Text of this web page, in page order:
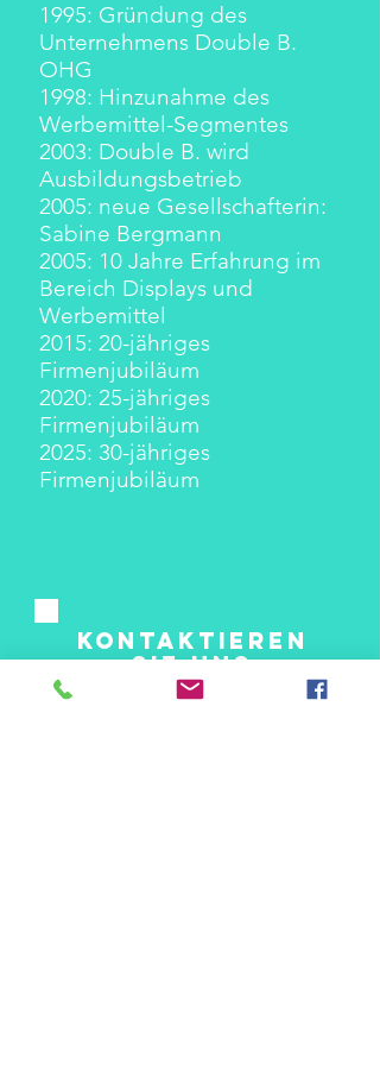
1995: Gründung des
Unternehmens Double B.
OHG
1998: Hinzunahme des
Werbemittel-Segmentes
2003: Double B. wird
Ausbildungsbetrieb
2005: neue Gesellschafterin:
Sabine Bergmann
2005: 10 Jahre Erfahrung im
Bereich Displays und
Werbemittel
2015: 20-jähriges
Firmenjubiläum
2020: 25-jähriges
Firmenjubiläum
2025: 30-jähriges
Firmenjubiläum
Kontaktieren
sie uns